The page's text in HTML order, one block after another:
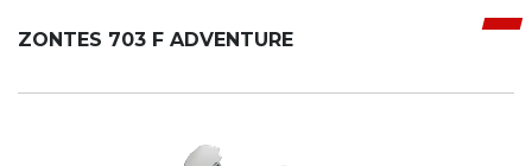
ZONTES 703 F ADVENTURE